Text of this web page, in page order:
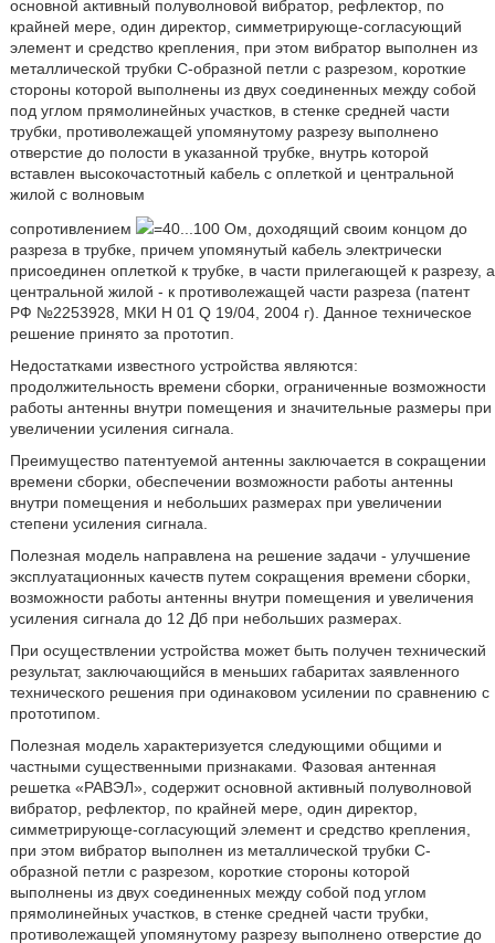
основной активный полуволновой вибратор, рефлектор, по
крайней мере, один директор, симметрирующе-согласующий
элемент и средство крепления, при этом вибратор выполнен из
металлической трубки С-образной петли с разрезом, короткие
стороны которой выполнены из двух соединенных между собой
под углом прямолинейных участков, в стенке средней части
трубки, противолежащей упомянутому разрезу выполнено
отверстие до полости в указанной трубке, внутрь которой
вставлен высокочастотный кабель с оплеткой и центральной
жилой с волновым
сопротивлением
=40...100 Ом, доходящий своим концом до
разреза в трубке, причем упомянутый кабель электрически
присоединен оплеткой к трубке, в части прилегающей к разрезу, а
центральной жилой - к противолежащей части разреза (патент
РФ №2253928, МКИ H 01 Q 19/04, 2004 г). Данное техническое
решение принято за прототип.
Недостатками известного устройства являются:
продолжительность времени сборки, ограниченные возможности
работы антенны внутри помещения и значительные размеры при
увеличении усиления сигнала.
Преимущество патентуемой антенны заключается в сокращении
времени сборки, обеспечении возможности работы антенны
внутри помещения и небольших размерах при увеличении
степени усиления сигнала.
Полезная модель направлена на решение задачи - улучшение
эксплуатационных качеств путем сокращения времени сборки,
возможности работы антенны внутри помещения и увеличения
усиления сигнала до 12 Дб при небольших размерах.
При осуществлении устройства может быть получен технический
результат, заключающийся в меньших габаритах заявленного
технического решения при одинаковом усилении по сравнению с
прототипом.
Полезная модель характеризуется следующими общими и
частными существенными признаками. Фазовая антенная
решетка «РАВЭЛ», содержит основной активный полуволновой
вибратор, рефлектор, по крайней мере, один директор,
симметрирующе-согласующий элемент и средство крепления,
при этом вибратор выполнен из металлической трубки С-
образной петли с разрезом, короткие стороны которой
выполнены из двух соединенных между собой под углом
прямолинейных участков, в стенке средней части трубки,
противолежащей упомянутому разрезу выполнено отверстие до